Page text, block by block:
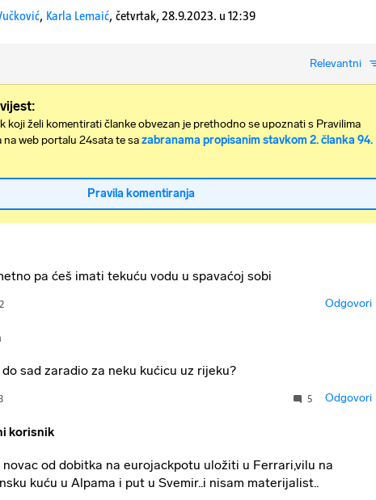
, Karla Lemaić, četvrtak, 28.9.2023. u 12:39
Relevantni
koji želi komentirati članke obvezan je prethodno se upoznati s Pravilima
na web portalu 24sata te sazabranama propisanim stavkom 2. članka 94.
Pravila komentiranja
pa ćeš imati tekuću vodu u spavaćoj sobi
2 Odgovori
sad zaradio za neku kućicu uz rijeku?
5 Odgovori
korisnik
novac od dobitka na eurojackpotu uložiti u Ferrari,vilu na
kuću u Alpama i put u Svemir..i nisam materijalist..